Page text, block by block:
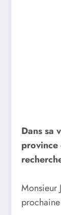
Dans sa
province
Monsieur